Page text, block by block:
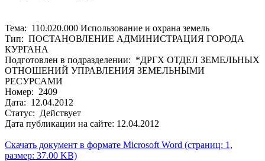
Тема: 110.020.000 Использование и охрана земель
Тип: ПОСТАНОВЛЕНИЕ АДМИНИСТРАЦИЯ ГОРОДА
КУРГАНА
Подготовлен в подразделении: *ДРГХ ОТДЕЛ ЗЕМЕЛЬНЫХ
ОТНОШЕНИЙ УПРАВЛЕНИЯ ЗЕМЕЛЬНЫМИ
РЕСУРСАМИ
Номер: 2409
Дата: 12.04.2012
Статус: Действует
Дата публикации на сайте: 12.04.2012
Скачать документ в формате Microsoft Word (страниц: 1,
размер: 37.00 KB)